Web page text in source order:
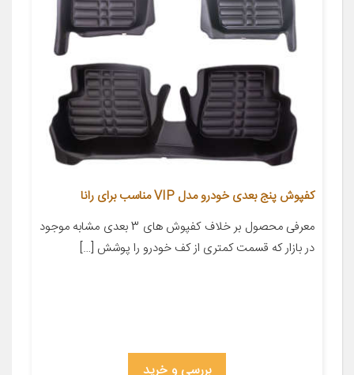
کفپوش پنج بعدی خودرو مدل VIP مناسب برای رانا
معرفی محصول بر خلاف کفپوش های 3 بعدی مشابه موجود
در بازار که قسمت کمتری از کف خودرو را پوشش […]
بررسی و خرید